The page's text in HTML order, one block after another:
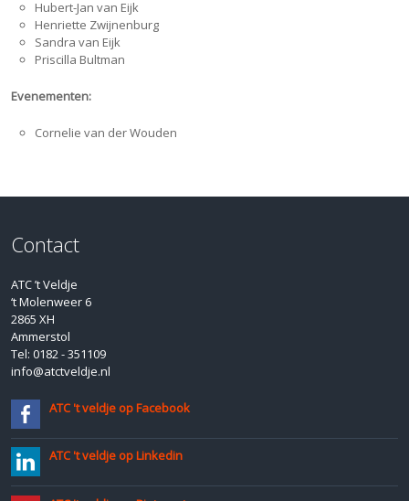
Hubert-Jan van Eijk
Henriette Zwijnenburg
Sandra van Eijk
Priscilla Bultman
Evenementen:
Cornelie van der Wouden
Contact
ATC ’t Veldje
‘t Molenweer 6
2865 XH
Ammerstol
Tel: 0182 - 351109
info@atctveldje.nl
ATC 't veldje op Facebook
ATC 't veldje op Linkedin